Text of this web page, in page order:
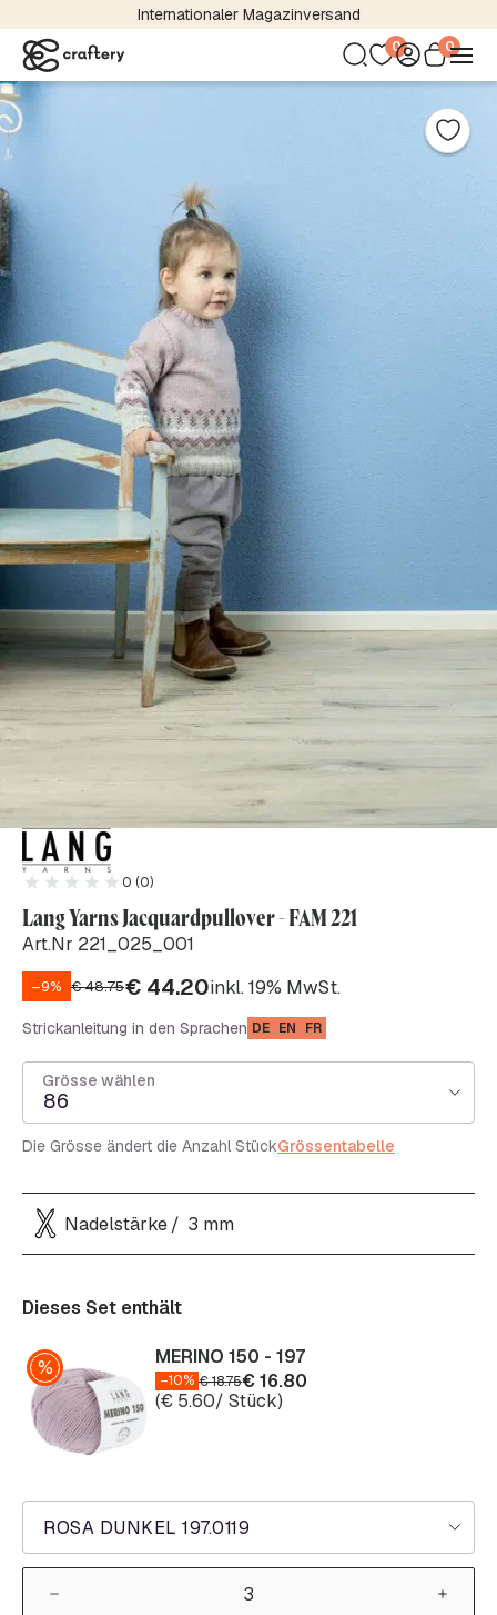
Kostenloser Versand bereits ab 24,95 €
0 0
0 (0)
Lang Yarns Jacquardpullover - FAM 221
Art.Nr 221_025_001
–9% €48.75€ 44.20inkl. 19% MwSt.
Strickanleitung in den Sprachen DE EN FR
Grösse wählen
86
Die Grösse ändert die Anzahl StückGrössentabelle
Nadelstärke 3 mm
Dieses Set enthält
ROSA DUNKEL 197.0119
MERINO 150 - 197
–10% €18.75€16.80
(€ 5.60/ Stück)